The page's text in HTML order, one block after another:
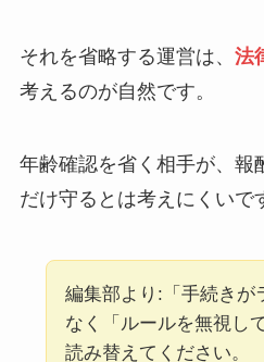
それを省略する運営は、 法
考えるのが自然です。
年齢確認を省く相手が、報
だけ守るとは考えにくいで
編集部より:「手続きが
なく「ルールを無視し
読み替えてください。